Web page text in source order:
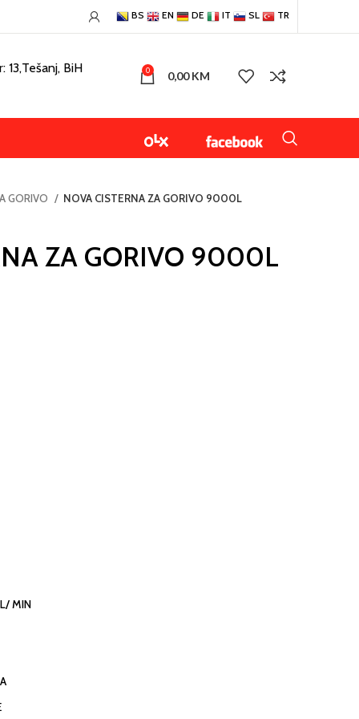
BS EN DE IT SL TR
13,Tešanj, BiH 0 0,00KM
GORIVO NOVA CISTERNA ZA GORIVO 9000L
ZA GORIVO 9000L
MIN